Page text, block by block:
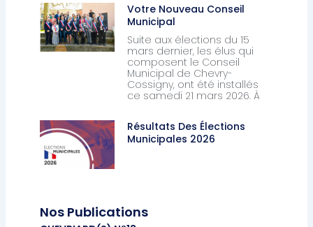
Votre Nouveau Conseil
Municipal
Suite aux élections du 15
mars dernier, les élus qui
composent le Conseil
Municipal de Chevry-
Cossigny, ont été installés
ce samedi 21 mars 2026. À
Résultats Des Élections
Municipales 2026
Nos Publications